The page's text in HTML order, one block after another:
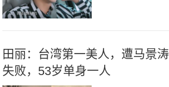
后就直接入组拍
田丽：台湾第一美人，遭马景
失败，53岁单身一人